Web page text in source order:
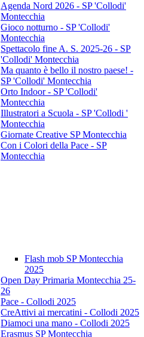
Agenda Nord 2026 - SP 'Collodi'
Montecchia
Gioco notturno - SP 'Collodi'
Montecchia
Spettacolo fine A. S. 2025-26 - SP
'Collodi' Montecchia
Ma quanto è bello il nostro paese! -
SP 'Collodi' Montecchia
Orto Indoor - SP 'Collodi'
Montecchia
Illustratori a Scuola - SP 'Collodi '
Montecchia
Giornate Creative SP Montecchia
Con i Colori della Pace - SP
Montecchia
Flash mob SP Montecchia
2025
Open Day Primaria Montecchia 25-
26
Pace - Collodi 2025
CreAttivi ai mercatini - Collodi 2025
Diamoci una mano - Collodi 2025
Erasmus SP Montecchia